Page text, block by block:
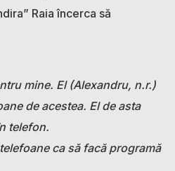
Raia încerca să
mine. El (Alexandru, n.r.)
de acestea. El de asta
telefon.
ca să facă programă